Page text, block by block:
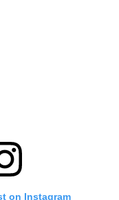
on Instagram